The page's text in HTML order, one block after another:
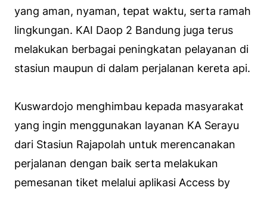
yang aman, nyaman, tepat waktu, serta ramah
lingkungan. KAI Daop 2 Bandung juga terus
melakukan berbagai peningkatan pelayanan di
stasiun maupun di dalam perjalanan kereta api.
Kuswardojo menghimbau kepada masyarakat
yang ingin menggunakan layanan KA Serayu
dari Stasiun Rajapolah untuk merencanakan
perjalanan dengan baik serta melakukan
pemesanan tiket melalui aplikasi Access by